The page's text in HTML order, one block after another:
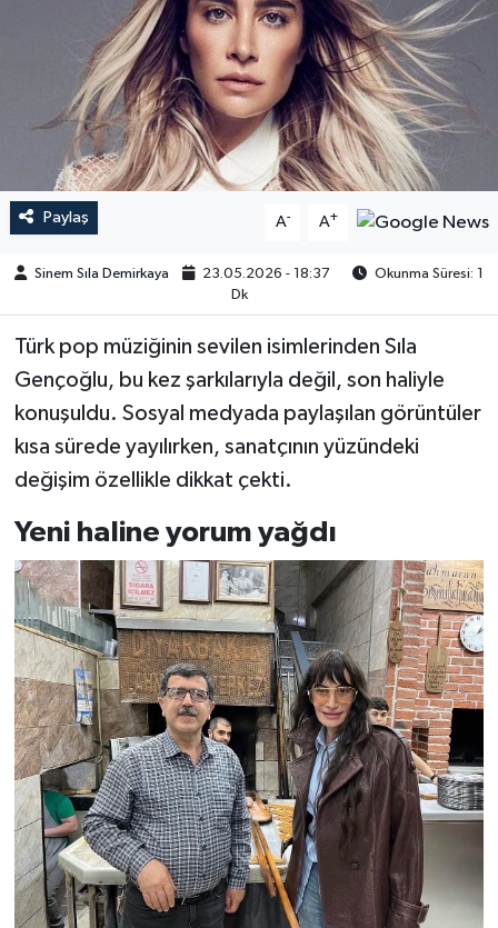
Paylaş A- A+
Sinem Sıla Demirkaya 23.05.2026 - 18:37
Okunma Süresi: 1
Dk
Türk pop müziğinin sevilen isimlerinden Sıla
Gençoğlu, bu kez şarkılarıyla değil, son haliyle
konuşuldu. Sosyal medyada paylaşılan görüntüler
kısa sürede yayılırken, sanatçının yüzündeki
değişim özellikle dikkat çekti.
Yeni haline yorum yağdı